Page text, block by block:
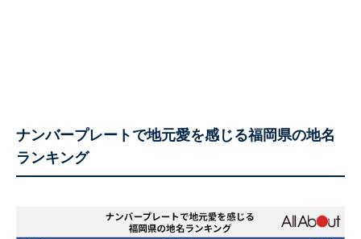
ナンバープレートで地元愛を感じる福岡県の地名
ランキング